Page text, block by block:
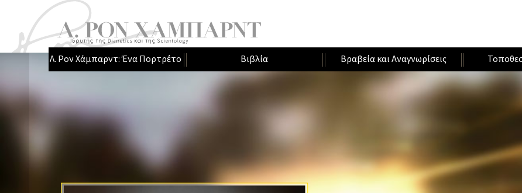
Λ. Ρον Χάμπαρντ: Ένα Πορτρέτο Βιβλία Βραβεία και Αναγνωρίσεις
Α
Ν
Τ
Α
Σ
Υ
Π